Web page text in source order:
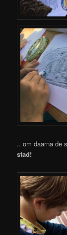
.. om daarna de
stad!